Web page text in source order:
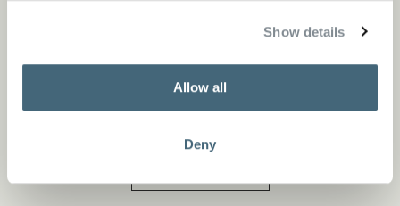
Show details
Allow all
Deny
Interesse in dit product?